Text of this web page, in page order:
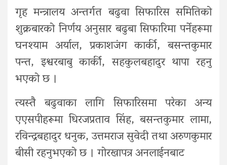
गृह मन्त्रालय अन्तर्गत बढुवा सिफारिस समितिको
शुक्रबारको निर्णय अनुसार बढुबा सिफारिमा पर्नेहरूमा
घनश्याम अर्याल, प्रकाशजंग कार्की, बसन्तकुमार
पन्त, इश्वरबाबु कार्की, सहकुलबहादुर थापा रहनु
भएको छ ।
त्यस्तै बढुवाका लागि सिफारिसमा परेका अन्य
एएसपीहरूमा धिरजप्रताव सिंह, बसन्तकुमार लामा,
रविन्द्रबहादुर धनुक, उत्तमराज सुवेदी तथा अरुणकुमार
बीसी रहनुभएको छ । गोरखापत्र अनलाईनबाट